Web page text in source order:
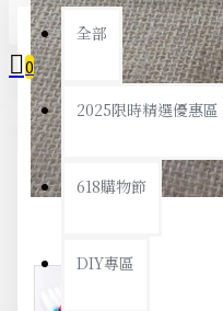
全部
2025限時精選優惠區
618購物節
DIY專區
0
您的購物車內沒有商品！